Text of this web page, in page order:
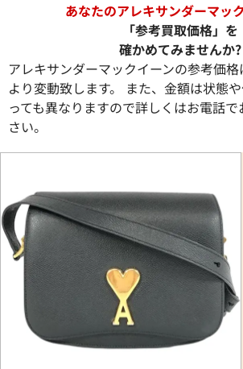
あなたのアレキサンダーマッ
「参考買取価格」を
確かめてみませんか?
アレキサンダーマックイーンの参考価
より変動致します。 また、金額は状態
っても異なりますので詳しくはお電話
さい。